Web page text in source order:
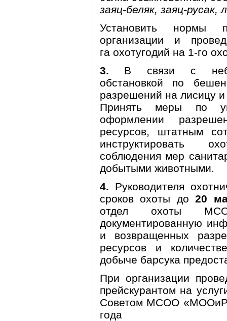
заяц-беляк, заяц-русак,
Установить нормы
организации и
га охотугодий на 1-го
3. В связи с
обстановкой по
разрешений на лисицу
Принять меры по
оформлении
ресурсов, штатным
инструктировать
соблюдения мер
добытыми животными.
4. Руководителя
сроков охоты до 20
отдел охоты
документированную
и возвращенных
ресурсов и
добыче барсука
При организации
прейскурантом на
Советом МСОО
года